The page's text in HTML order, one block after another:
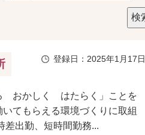
登録日：2025年1月17日
おかしく はたらく」ことを
てもらえる環境づくりに取組
差出勤、短時間勤務...